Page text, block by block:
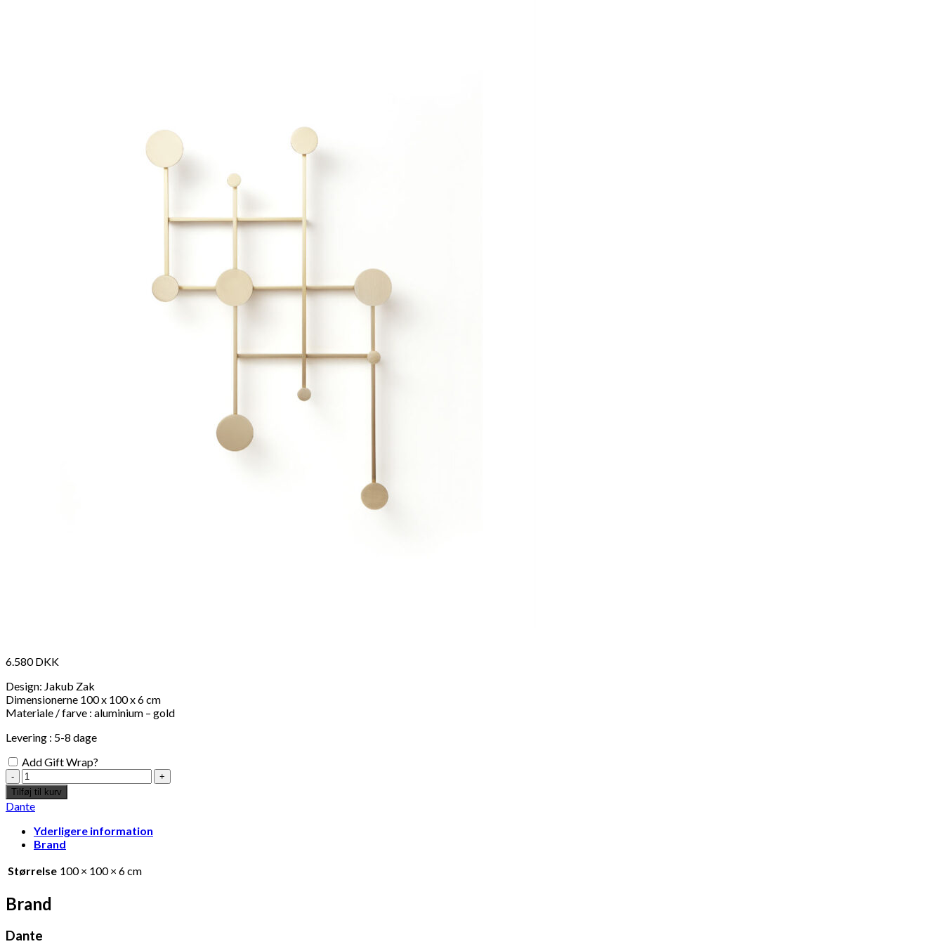
Glass candle holder - Light blue
6.580DKK
Design: Jakub Zak
Dimensionerne 100 x 100 x 6 cm
Materiale / farve : aluminium – gold
Levering : 5-8 dage
Add Gift Wrap?
Knagerække
Memoir
–
Jakub
Zak
antal
Tilføj til kurv
Dante
Yderligere information
Brand
Størrelse 100 × 100 × 6 cm
Brand
Dante